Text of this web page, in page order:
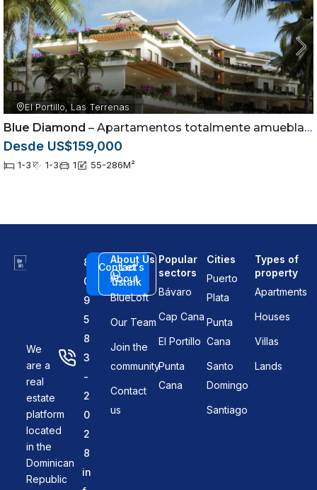
El Portillo, Las Terrenas
Blue Diamond – Apartamentos totalmente amueblados en Las Terrenas, Samaná
Desde US$159,000
1-3 1-3 1 55-286M²
We
are a
real
estate
platform
located
in the
Dominican
Republic
8
0
9
5
8
3
-
2
0
2
8
in
Contact
us
Let's
talk
About Us
About
BlueLoft
Our Team
Join the
community
Contact
us
Popular
sectors
Bávaro
Cap Cana
El Portillo
Punta
Cana
Cities
Puerto
Plata
Punta
Cana
Santo
Domingo
Santiago
Types of
property
Apartments
Houses
Villas
Lands